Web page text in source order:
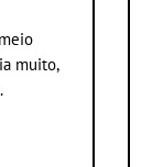
muito,